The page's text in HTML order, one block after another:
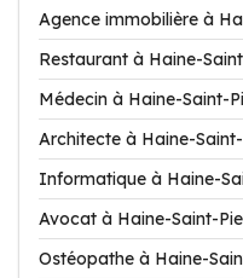
Agence immobilière à
Restaurant à Haine-
Médecin à Haine-Saint-
Architecte à Haine-
Informatique à Haine-
Avocat à Haine-Saint-
Ostéopathe à Haine-